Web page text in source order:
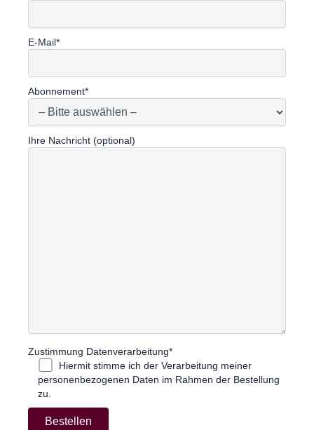
E-Mail*
Abonnement*
Ihre Nachricht (optional)
Zustimmung Datenverarbeitung*
Hiermit stimme ich der Verarbeitung meiner
personenbezogenen Daten im Rahmen der Bestellung
zu.